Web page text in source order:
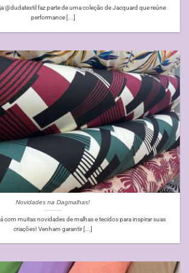
@dudatextil faz parte de uma coleção de Jacquard que reúne
performance [...]
Novidades na Dagmalhas!
com muitas novidades de malhas e tecidos para inspirar suas
criações! Venham garantir [...]